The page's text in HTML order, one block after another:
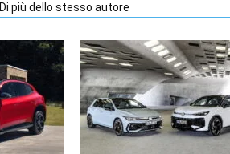
Di più dello stesso autore